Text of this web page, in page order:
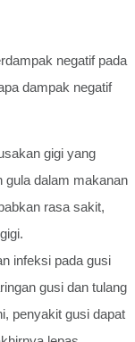
negatif pada
dampak negatif
gigi yang
gula dalam makanan
rasa sakit,
infeksi pada gusi
gusi dan tulang
penyakit gusi dapat